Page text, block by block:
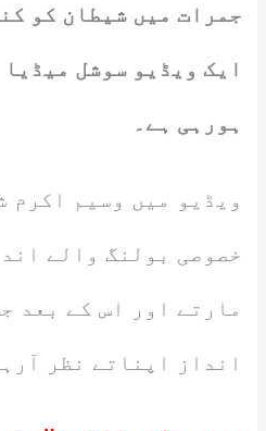
جمرات میں شیطان کو
ایک ویڈیو سوشل
ہورہی ہے۔
ویڈیو میں وسیم اکرم
خصوصی بولنگ والے
مارتے اور اس کے بعد
انداز اپناتے نظر